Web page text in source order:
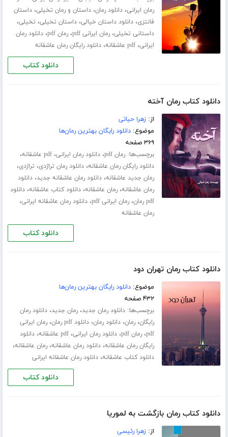
رمان ایرانی،دانلود رمان،داستان و رمان تخیلی،داستان
فانتزی،دانلود داستان خیالی،داستان تخیلی، تخیلی،
داستانی تخیلی،رمان ایرانی pdf ،رمان pdf ،دانلود رمان
ایرانی،pdf عاشقانه ،دانلود رایگان رمان عاشقانه
دانلود کتاب
دانلود کتاب رمان آخته
از:زهرا حیاتی
موضوع:دانلود رایگان بهترین رمان‌ها
۳۶۹ صفحه
برچسب‌ها:رمان pdf ،دانلود رمان ایرانی،pdf عاشقانه ،
دانلود رایگان رمان عاشقانه،دانلود رمان تراژدی، تراژدی،
رمان جدید عاشقانه،دانلود رمان عاشقانه جدید،دانلود
رمان عاشقانه،رمان عاشقانه،دانلود کتاب عاشقانه،دانلود
pdf رمان
،رمان ایرانی pdf ،دانلود رمان عاشقانه ایرانی،
رمان عاشقانه
دانلود کتاب
دانلود کتاب رمان تهران دود
موضوع:دانلود رایگان بهترین رمان‌ها
۴۳۲ صفحه
برچسب‌ها:دانلود رمان جدید،رمان جدید،دانلود رمان
رایگان،رمان،دانلود رمان،دانلود pdf رمان ،رمان ایرانی
pdf،رمان pdf ،دانلود رمان ایرانی،pdf عاشقانه ،دانلود
رایگان رمان عاشقانه،دانلود رمان عاشقانه،رمان عاشقانه،
دانلود کتاب عاشقانه،دانلود رمان عاشقانه ایرانی
دانلود کتاب
دانلود کتاب رمان بازگشت به لموریا
از:زهرا رئیسی